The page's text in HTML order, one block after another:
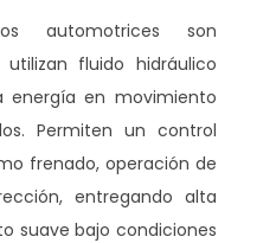
automotrices son
fluido hidráulico
energía en movimiento
Permiten un control
frenado, operación de
entregando alta
suave bajo condiciones